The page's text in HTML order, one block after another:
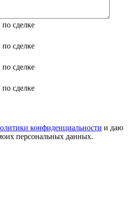
сделке
сделке
сделке
сделке
конфиденциальности и даю
персональных данных.